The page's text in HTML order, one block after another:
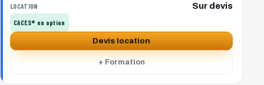
LOCATION Sur devis
CACES® en option
Devis location
+ Formation